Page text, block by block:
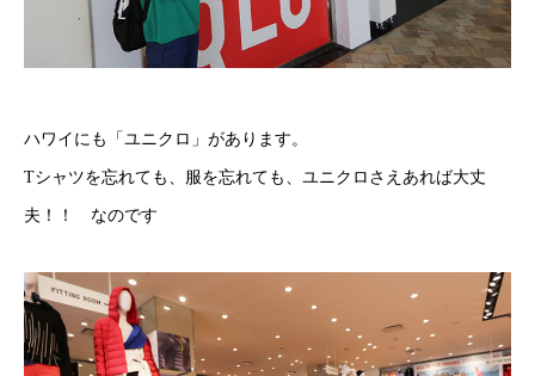
ハワイにも「ユニクロ」があります。
Tシャツを忘れても、服を忘れても、ユニクロさえあれば大丈
夫！！ なのです